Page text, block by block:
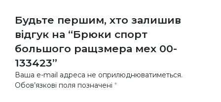
Будьте першим, хто залишив
відгук на “Брюки спорт
большого ращзмера мех 00-
133423”
Ваша e-mail адреса не оприлюднюватиметься.
Обов’язкові поля позначені *